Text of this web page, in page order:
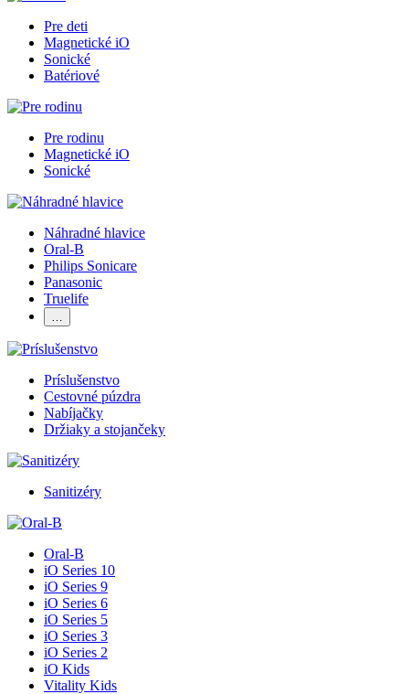
Pre deti
Magnetické iO
Sonické
Batériové
Pre rodinu
Magnetické iO
Sonické
Náhradné hlavice
Oral-B
Philips Sonicare
Panasonic
Truelife
…
Príslušenstvo
Cestovné púzdra
Nabíjačky
Držiaky a stojančeky
Sanitizéry
Oral-B
iO Series 10
iO Series 9
iO Series 6
iO Series 5
iO Series 3
iO Series 2
iO Kids
Vitality Kids